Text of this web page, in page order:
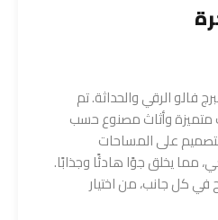
فالو الرقي والحداثة. تم
متميزة وأثاث مصنوع حسب
على المساحات
مما يخلق جوًا هادئًا وجذابًا.
في كل جانب، من اختيار